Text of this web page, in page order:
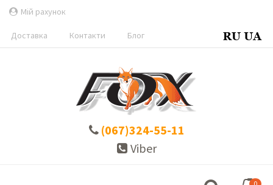
Мій рахунок
Доставка Контакти Блог
(067)324-55-11
Viber